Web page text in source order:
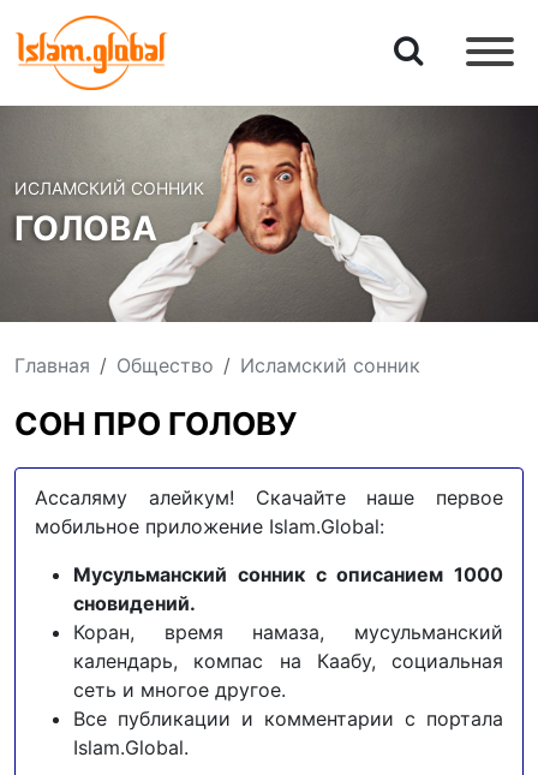
ИСЛАМСКИЙ СОННИК
ГОЛОВА
Главная Общество Исламский сонник
СОН ПРО ГОЛОВУ
Ассаляму алейкум! Скачайте наше первое
мобильное приложение Islam.Global:
Мусульманский сонник с описанием 1000
сновидений.
Коран, время намаза, мусульманский
календарь, компас на Каабу, социальная
сеть и многое другое.
Все публикации и комментарии с портала
Islam.Global.